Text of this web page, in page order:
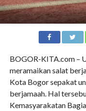
BOGOR-KITA.com –
meramaikan salat
Kota Bogor sepakat
berjamaah. Hal
Kemasyarakatan